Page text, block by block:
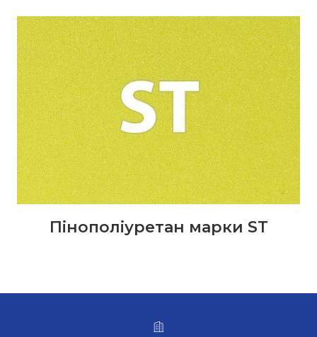
Пінополіуретан марки SТ